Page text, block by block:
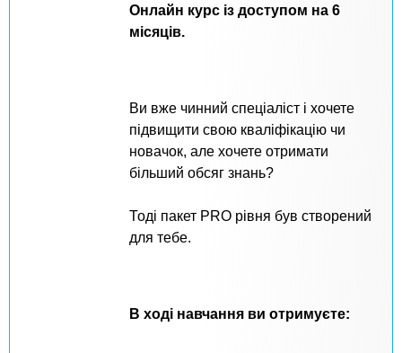
Онлайн курс із доступом на 6
місяців.
Ви вже чинний спеціаліст і хочете
підвищити свою кваліфікацію чи
новачок, але хочете отримати
більший обсяг знань?
Тоді пакет PRO рівня був створений
для тебе.
В ході навчання ви отримуєте: